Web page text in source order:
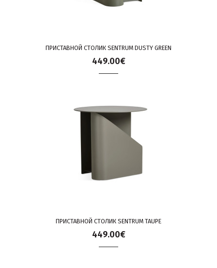
ПРИСТАВНОЙ СТОЛИК SENTRUM DUSTY GREEN
449.00€
ПРИСТАВНОЙ СТОЛИК SENTRUM TAUPE
449.00€